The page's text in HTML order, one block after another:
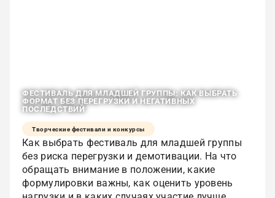
ФЕСТИВАЛЬ ДЛЯ МЛАДШЕЙ ГРУППЫ: КАК ВЫБРАТЬ
ФОРМАТ БЕЗ ПЕРЕГРУЗКИ И НЕГАТИВНЫХ
ПОСЛЕДСТВИЙ
Творческие фестивали и конкурсы
Как выбрать фестиваль для младшей группы
без риска перегрузки и демотивации. На что
обращать внимание в положении, какие
формулировки важны, как оценить уровень